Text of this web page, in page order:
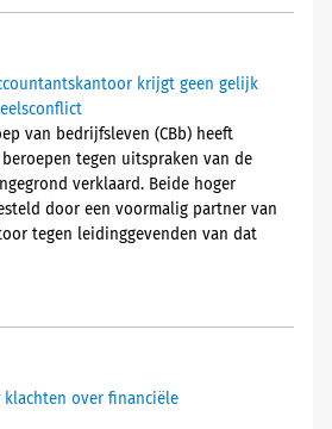
krijgt geen gelijk
van bedrijfsleven (CBb) heeft
tegen uitspraken van de
verklaard. Beide hoger
door een voormalig partner van
tegen leidinggevenden van dat
over financiële